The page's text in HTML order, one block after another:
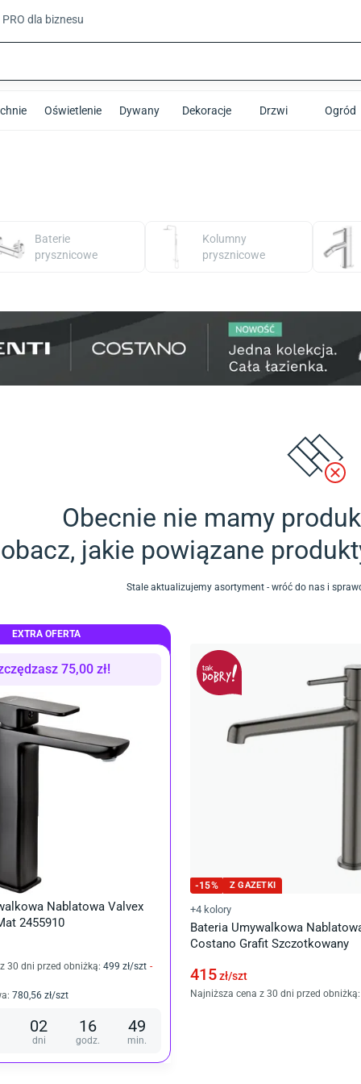
dla biznesu
Oświetlenie Dywany Dekoracje Drzwi Ogród
Baterie
prysznicowe
Kolumny
prysznicowe
Obecnie nie mamy
jakie powiązane
Stale aktualizujemy asortyment - wróć do nas i
EXTRA OFERTA
75,00 zł!
Nablatowa Valvex
2455910
30 dni przed obniżką: 499 zł/szt -
: 780,56 zł/szt
02
dni
16
godz.
49
min.
-15% Z GAZETKI
+4 kolory
Bateria Umywalkowa
Costano Grafit Szczotkowany
415zł/szt
Najniższa cena z 30 dni przed obniżką: